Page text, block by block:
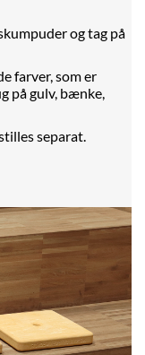
og tag på
farver, som er
på gulv, bænke,
separat.